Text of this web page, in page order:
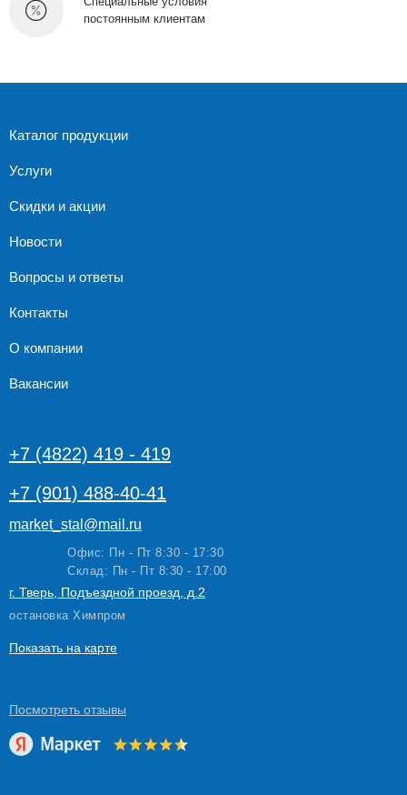
постоянным клиентам
Каталог продукции
Услуги
Скидки и акции
Новости
Вопросы и ответы
Контакты
О компании
Вакансии
+7 (4822) 419 - 419
+7 (901) 488-40-41
Офис: Пн - Пт 8:30 - 17:30
Склад: Пн - Пт 8:30 - 17:00
остановка Химпром
market_stal@mail.ru
Показать на карте
г. Тверь, Подъездной проезд, д.2
Посмотреть отзывы